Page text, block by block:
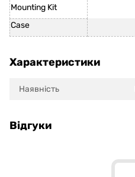
Mounting Kit
Case
Характеристики
Наявність
Відгуки